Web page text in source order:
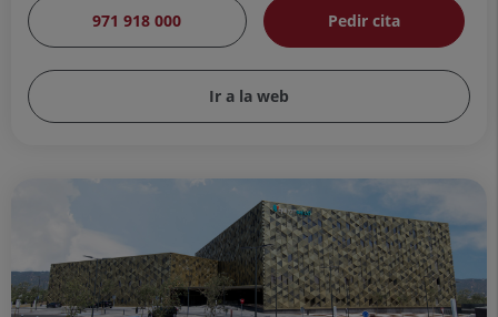
971 918 000 Pedir cita
Ir a la web